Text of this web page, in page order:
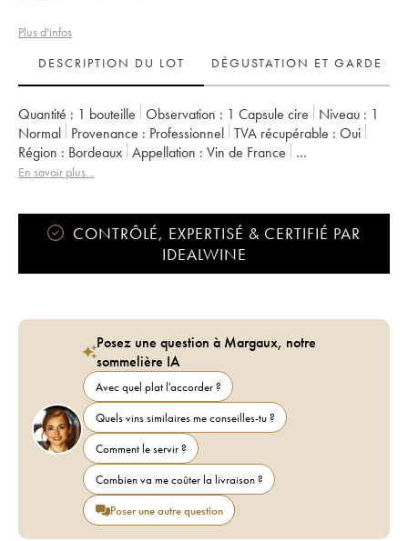
Plus d'infos
DESCRIPTION DU LOT
DÉGUSTATION ET GARDE
Quantité : 1 bouteille Observation : 1 Capsule cire Niveau : 1
Normal
Provenance : professionnel TVA récupérable :
oui
Région :
Bordeaux Appellation :
Vin de France
Propriétaire :
En savoir plus...
CONTRÔLÉ, EXPERTISÉ & CERTIFIÉ PAR
IDEALWINE
Posez une question à Margaux, notre
sommelière IA
Avec quel plat l'accorder ?
Quels vins similaires me conseilles-tu ?
Comment le servir ?
Combien va me coûter la livraison ?
Poser une autre question